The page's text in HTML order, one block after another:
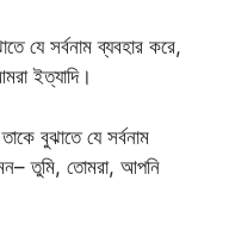
যে সর্বনাম ব্যবহার করে,
ইত্যাদি।
বুঝাতে যে সর্বনাম
তুমি, তােমরা, আপনি